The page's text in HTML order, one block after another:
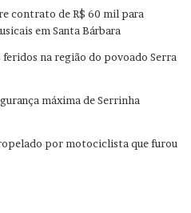
contrato de R$ 60 mil para
em Santa Bárbara
na região do povoado Serra
máxima de Serrinha
por motociclista que furou